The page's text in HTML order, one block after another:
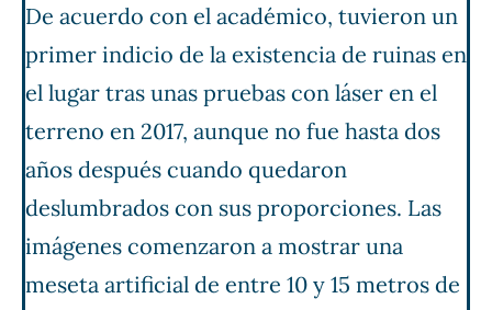
De acuerdo con el académico, tuvieron un
primer indicio de la existencia de ruinas en
el lugar tras unas pruebas con láser en el
terreno en 2017, aunque no fue hasta dos
años después cuando quedaron
deslumbrados con sus proporciones. Las
imágenes comenzaron a mostrar una
meseta artificial de entre 10 y 15 metros de